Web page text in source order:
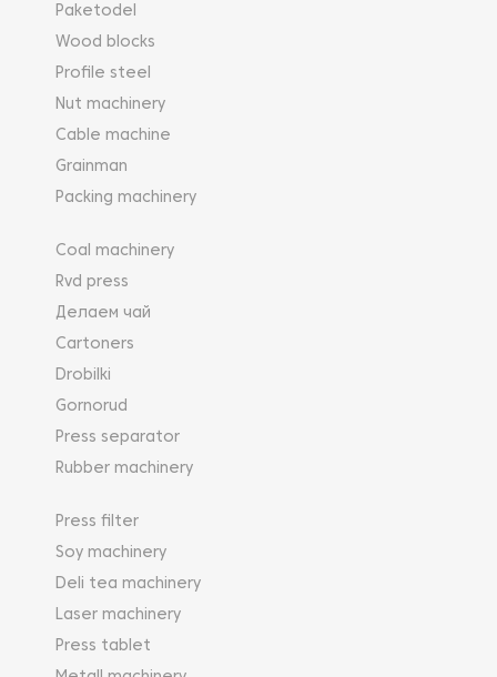
Paketodel
Wood blocks
Profile steel
Nut machinery
Cable machine
Grainman
Packing machinery
Coal machinery
Rvd press
Делаем чай
Cartoners
Drobilki
Gornorud
Press separator
Rubber machinery
Press filter
Soy machinery
Deli tea machinery
Laser machinery
Press tablet